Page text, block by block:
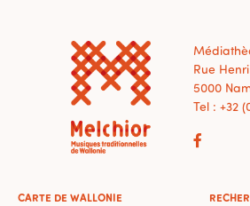
Rue
5000
Tel : +32
CARTE DE WALLONIE